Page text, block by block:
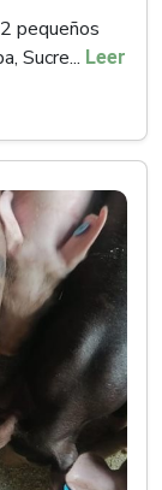
pequeños
Sucre... Leer